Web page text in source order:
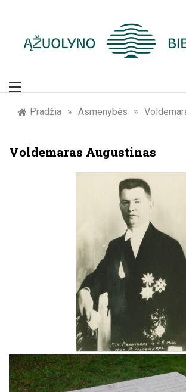
Žymūs
žmonės:
įamžinimas
Pradžia » Asmenybės »
Voldemaras Augustinas